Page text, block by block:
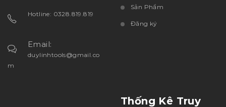
Hotline: 0328.819.819
Email:
duylinhtools@gmail.co
m
Sản Phẩm
Đăng ký
Thống Kê Truy